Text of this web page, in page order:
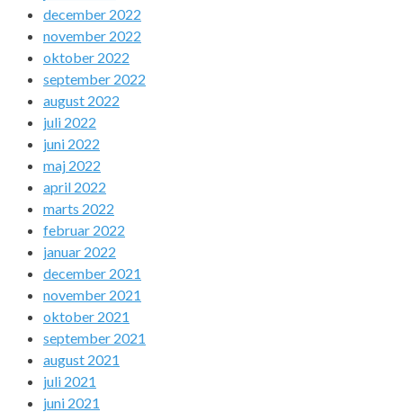
december 2022
november 2022
oktober 2022
september 2022
august 2022
juli 2022
juni 2022
maj 2022
april 2022
marts 2022
februar 2022
januar 2022
december 2021
november 2021
oktober 2021
september 2021
august 2021
juli 2021
juni 2021